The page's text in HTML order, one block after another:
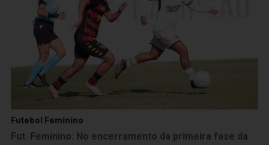
Futebol Feminino
Fut. Feminino: No encerramento da primeira fase da